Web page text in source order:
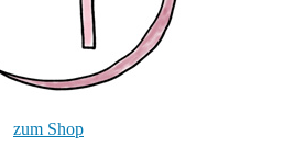
zum Shop